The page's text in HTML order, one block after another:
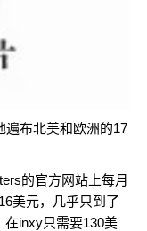
遍布北美和欧洲的17
的官方网站上每月
美元，几乎只到了
在inxy只需要130美